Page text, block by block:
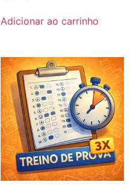
Adicionar ao carrinho